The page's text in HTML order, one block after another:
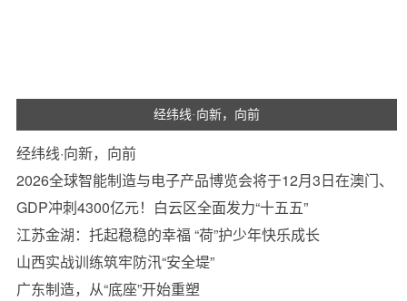
经纬线·向新，向前
经纬线·向新，向前
2026全球智能制造与电子产品博览会将于12月3日在澳门、
珠海同步举办
GDP冲刺4300亿元！白云区全面发力“十五五”
江苏金湖：托起稳稳的幸福 “荷”护少年快乐成长
山西实战训练筑牢防汛“安全堤”
广东制造，从“底座”开始重塑